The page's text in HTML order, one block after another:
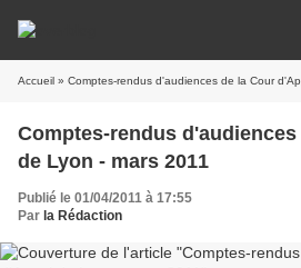
Accueil » Comptes-rendus d'audiences de la Cour
Comptes-rendus d'audiences
de Lyon - mars 2011
Publié le 01/04/2011 à 17:55
Par la Rédaction